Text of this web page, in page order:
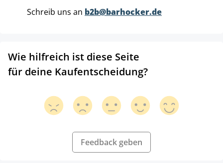
Schreib uns an b2b@barhocker.de
Wie hilfreich ist diese Seite
für deine Kaufentscheidung?
Feedback geben